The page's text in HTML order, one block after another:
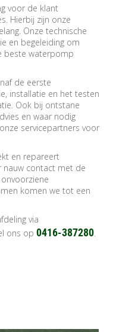
voor de klant
Hierbij zijn onze
Onze technische
en begeleiding om
beste waterpomp
de eerste
installatie en het testen
Ook bij ontstane
en waar nodig
servicepartners voor
en repareert
nauw contact met de
komen we tot een
via
ons op 0416-387280